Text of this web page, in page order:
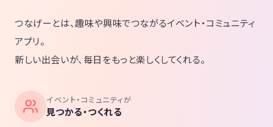
つなげーとは、趣味や興味でつながるイベント・コミュニティ
アプリ。
新しい出会いが、毎日をもっと楽しくしてくれる。
イベント・コミュニティが
見つかる・つくれる